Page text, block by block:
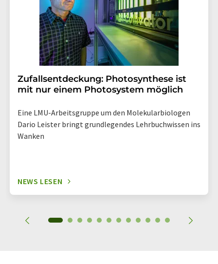
enthalten.
Zufallsentdeckung: Photosynthese ist
mit nur einem Photosystem möglich
Eine LMU-Arbeitsgruppe um den Molekularbiologen
Dario Leister bringt grundlegendes Lehrbuchwissen ins
Wanken
NEWS LESEN